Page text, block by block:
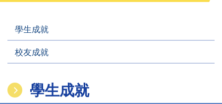
學生成就
校友成就
學生成就